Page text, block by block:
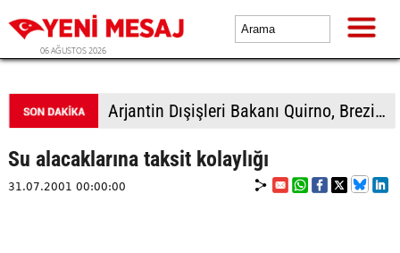
06 AĞUSTOS 2026
Filistin topraklarını gasbeden İsrailliler, işgal altındaki Batı Şeria'daki saldırılarını sürdürdü
Su alacaklarına taksit kolaylığı
31.07.2001 00:00:00